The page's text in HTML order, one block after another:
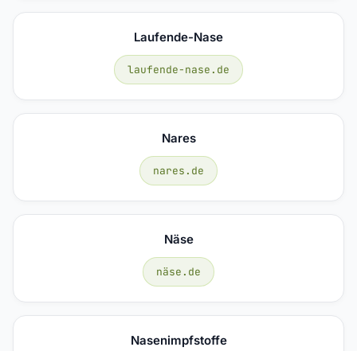
Laufende-Nase
laufende-nase.de
Nares
nares.de
Näse
näse.de
Nasenimpfstoffe